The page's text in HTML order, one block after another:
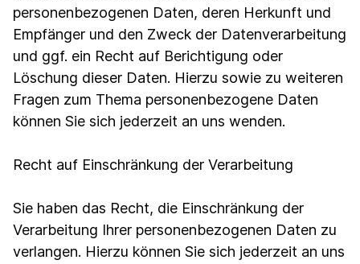
personenbezogenen Daten, deren Herkunft und
Empfänger und den Zweck der Datenverarbeitung
und ggf. ein Recht auf Berichtigung oder
Löschung dieser Daten. Hierzu sowie zu weiteren
Fragen zum Thema personenbezogene Daten
können Sie sich jederzeit an uns wenden.
Recht auf Einschränkung der Verarbeitung
Sie haben das Recht, die Einschränkung der
Verarbeitung Ihrer personenbezogenen Daten zu
verlangen. Hierzu können Sie sich jederzeit an uns